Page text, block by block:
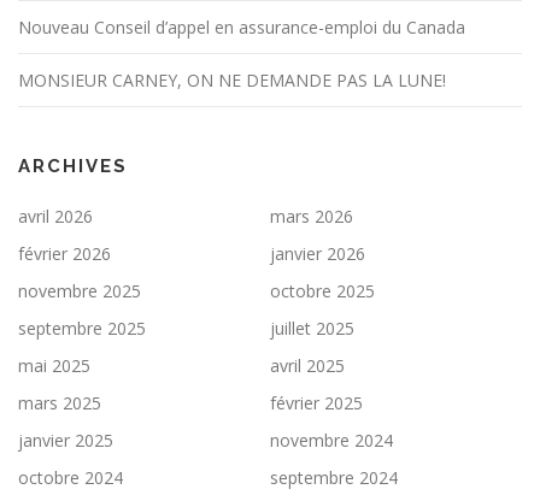
Nouveau Conseil d’appel en assurance-emploi du Canada
MONSIEUR CARNEY, ON NE DEMANDE PAS LA LUNE!
ARCHIVES
avril 2026
mars 2026
février 2026
janvier 2026
novembre 2025
octobre 2025
septembre 2025
juillet 2025
mai 2025
avril 2025
mars 2025
février 2025
janvier 2025
novembre 2024
octobre 2024
septembre 2024